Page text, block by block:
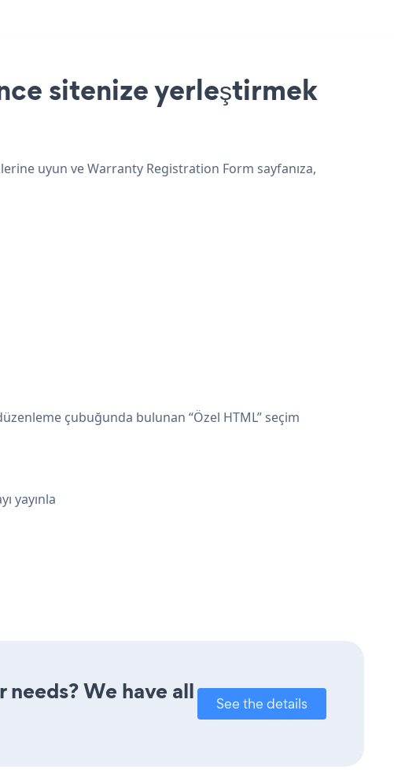
sitenize yerleştirmek
uyun ve Warranty Registration Form sayfanıza,
çubuğunda bulunan “Özel HTML” seçim
yayınla
We have all
See the details